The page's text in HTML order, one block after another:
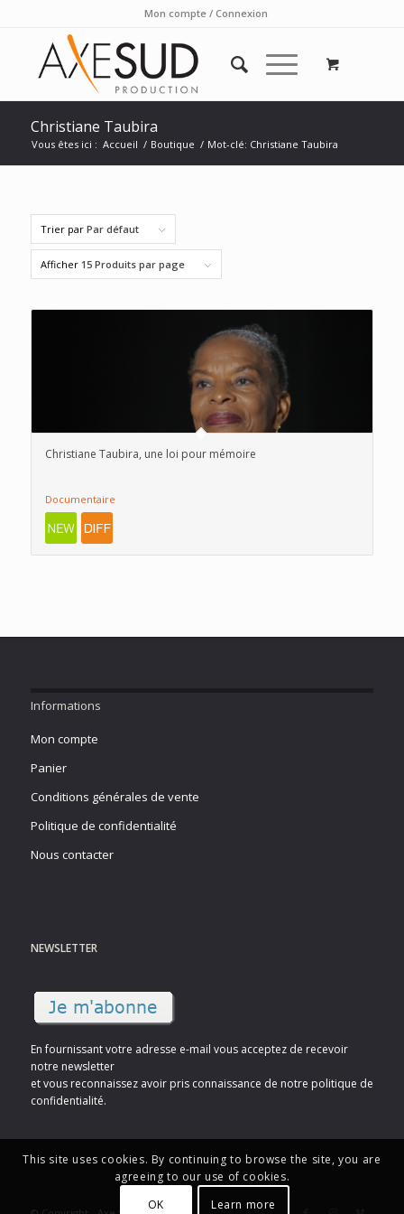
Mon compte / Connexion
Christiane Taubira
Vous êtes ici : Accueil / Boutique / Mot-clé: Christiane Taubira
Trier par Par défaut
Afficher 15 Produits par page
Christiane Taubira, une loi pour mémoire
Documentaire
Informations
Mon compte
Panier
Conditions générales de vente
Politique de confidentialité
Nous contacter
NEWSLETTER
En fournissant votre adresse e-mail vous acceptez de recevoir
notre newsletter
et vous reconnaissez avoir pris connaissance de notre politique de
confidentialité.
This site uses cookies. By continuing to browse the site, you are
agreeing to our use of cookies.
OK
Learn more